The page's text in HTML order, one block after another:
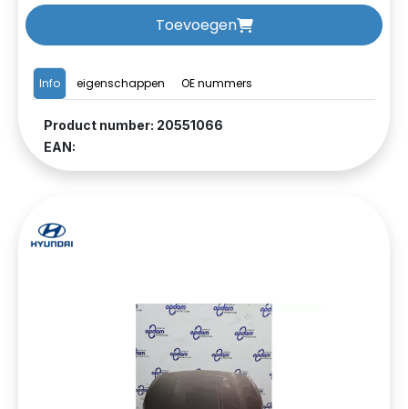
Info eigenschappen OE nummers
Product number: 20551066
EAN:
Toevoegen